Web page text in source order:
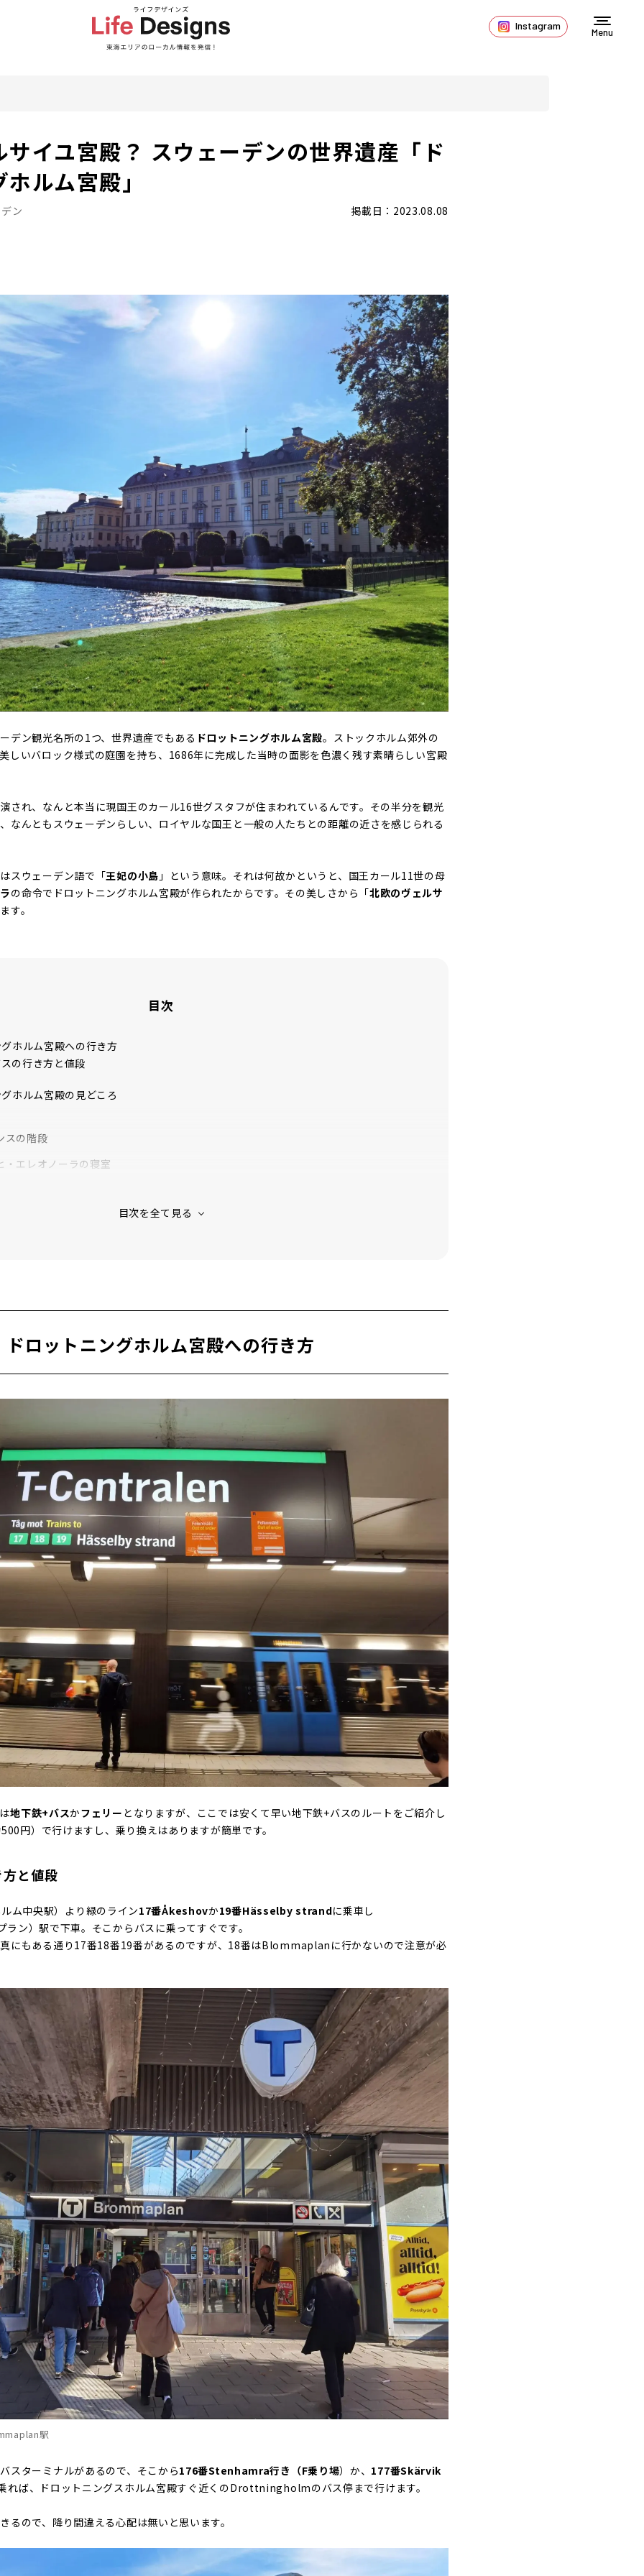
Instagram
Menu
イユ宮殿？ スウェーデンの世界遺産「ド
ルム宮殿」
ン 掲載日：2023.08.08
デン観光名所の1つ、世界遺産でもある ドロットニングホルム宮殿。ストックホルム郊外の
しいバロック様式の庭園を持ち、1686年に完成した当時の面影を色濃く残す素晴らしい宮殿
され、なんと本当に現国王のカール16世グスタフが住まわれているんです。その半分を観光
なんともスウェーデンらしい、ロイヤルな国王と一般の人たちとの距離の近さを感じられる
スウェーデン語で「王妃の小島 」という意味。それは何故かというと、国王カール11世の母
の命令でドロットニングホルム宮殿が作られたからです。その美しさから「北欧のヴェルサ
す。
目次
ホルム宮殿への行き方
の行き方と値段
ホルム宮殿の見どころ
スの階段
・エレオノーラの寝室
ドロットニングホルム宮殿への行き方
地下鉄+バスかフェリー となりますが、ここでは安くて早い地下鉄+バスのルートをご紹介し
円）で行けますし、乗り換えはありますが簡単です。
と値段
ム中央駅）より緑のライン17番Åkeshovか19番Hässelby strandに乗車し
ラン）駅で下車。そこからバスに乗ってすぐです。
にもある通り17番18番19番があるのですが、18番はBlommaplanに行かないので注意が必
駅
スターミナルがあるので、そこから176番Stenhamra行き（F乗り場）か、 177番Skärvik
れば、ドロットニングスホルム宮殿すぐ近くのDrottningholmのバス停まで行けます。
るので、降り間違える心配は無いと思います。